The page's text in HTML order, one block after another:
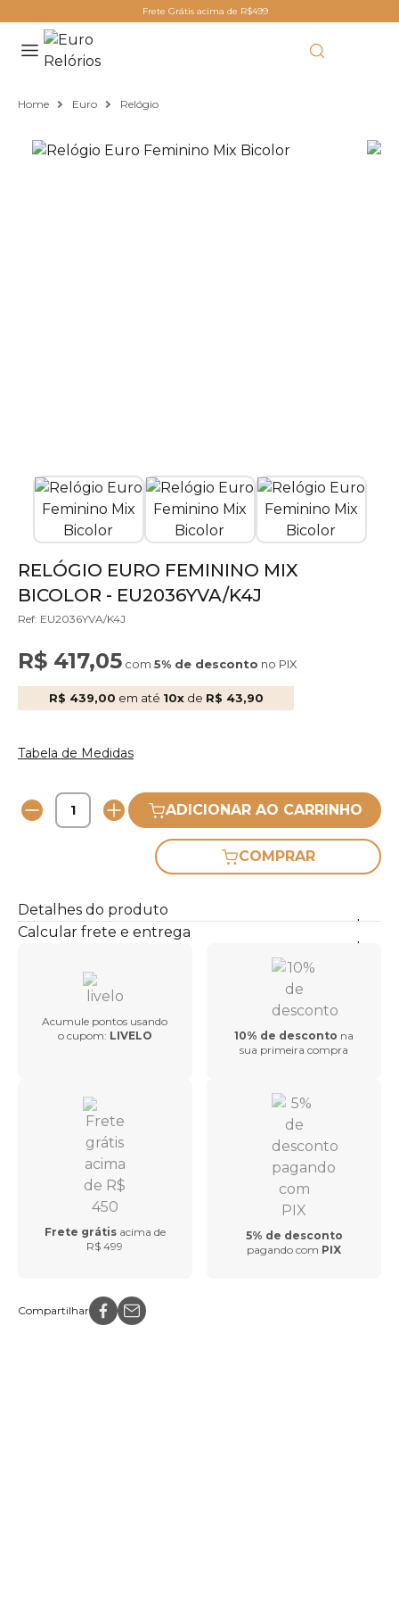
Frete Grátis acima de R$499
Home Euro Relógio
RELÓGIO EURO FEMININO MIX
BICOLOR - EU2036YVA/K4J
Ref: EU2036YVA/K4J
R$ 417,05 com 5% de desconto no PIX
R$ 439,00 em até 10xde R$ 43,90
Tabela de Medidas
ADICIONAR AO CARRINHO
COMPRAR
Detalhes do produto
Calcular frete e entrega
Acumule pontos usando
o cupom: LIVELO 10% de desconto na
sua primeira compra
Frete grátis acima de
R$ 499
5% de desconto
pagando com PIX
Compartilhar